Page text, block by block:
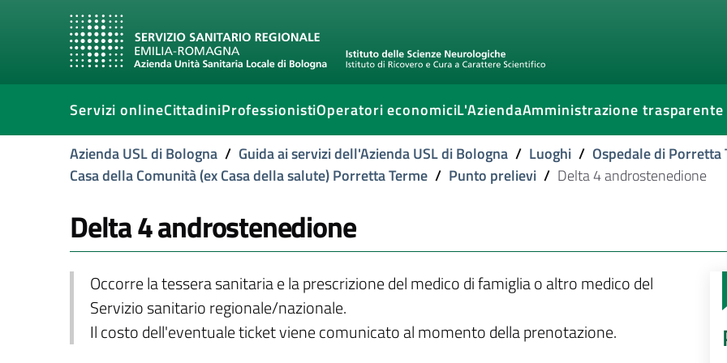
Servizi onlineCittadiniProfessionistiOperatori economiciL'AziendaAmministrazione trasparente
Azienda USL di Bologna / Guida ai servizi dell'Azienda USL di Bologna / Luoghi / Ospedale di Porretta
Casa della Comunità (ex Casa della salute) Porretta Terme / Punto prelievi / Delta 4 androstenedione
Delta 4 androstenedione
Occorre la tessera sanitaria e la prescrizione del medico di famiglia o altro medico del
Servizio sanitario regionale/nazionale.
Il costo dell'eventuale ticket viene comunicato al momento della prenotazione.